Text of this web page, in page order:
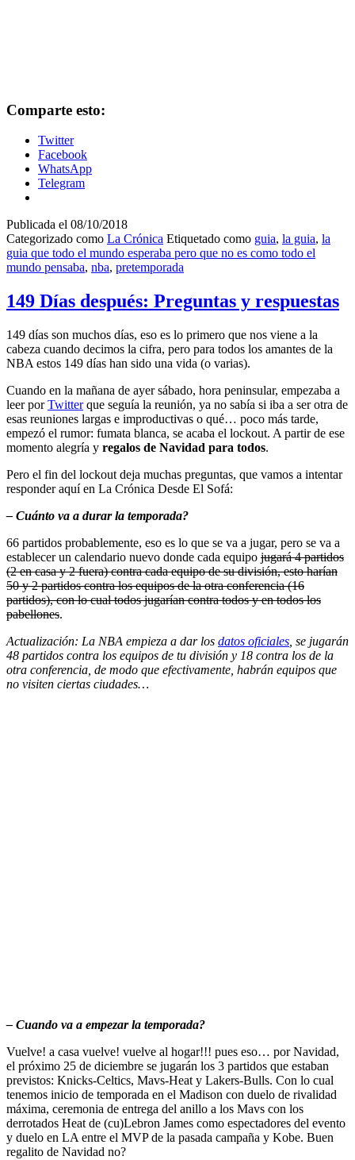
Comparte esto:
Twitter
Facebook
WhatsApp
Telegram
Publicada el 08/10/2018
Categorizado como La Crónica Etiquetado como guia, la guia, la
guia que todo el mundo esperaba pero que no es como todo el
mundo pensaba, nba, pretemporada
149 Días después: Preguntas y respuestas
149 días son muchos días, eso es lo primero que nos viene a la
cabeza cuando decimos la cifra, pero para todos los amantes de la
NBA estos 149 días han sido una vida (o varias).
Cuando en la mañana de ayer sábado, hora peninsular, empezaba a
leer porTwitterque seguía la reunión, ya no sabía si iba a ser otra de
esas reuniones largas e improductivas o qué… poco más tarde,
empezó el rumor: fumata blanca, se acaba el lockout. A partir de ese
momento alegría y regalos de Navidad para todos.
Pero el fin del lockout deja muchas preguntas, que vamos a intentar
responder aquí en La Crónica Desde El Sofá:
– Cuánto va a durar la temporada?
66 partidos probablemente, eso es lo que se va a jugar, pero se va a
establecer un calendario nuevo donde cada equipo jugará 4 partidos
(2 en casa y 2 fuera) contra cada equipo de su división, esto harían
50 y 2 partidos contra los equipos de la otra conferencia (16
partidos), con lo cual todos jugarían contra todos y en todos los
pabellones.
Actualización: La NBA empieza a dar los datos oficiales , se jugarán
48 partidos contra los equipos de tu división y 18 contra los de la
otra conferencia, de modo que efectivamente, habrán equipos que
no visiten ciertas ciudades…
– Cuando va a empezar la temporada?
Vuelve! a casa vuelve! vuelve al hogar!!! pues eso… por Navidad,
el próximo 25 de diciembre se jugarán los 3 partidos que estaban
previstos: Knicks-Celtics, Mavs-Heat y Lakers-Bulls. Con lo cual
tenemos inicio de temporada en el Madison con duelo de rivalidad
máxima, ceremonia de entrega del anillo a los Mavs con los
derrotados Heat de (cu)Lebron James como espectadores del evento
y duelo en LA entre el MVP de la pasada campaña y Kobe. Buen
regalito de Navidad no?